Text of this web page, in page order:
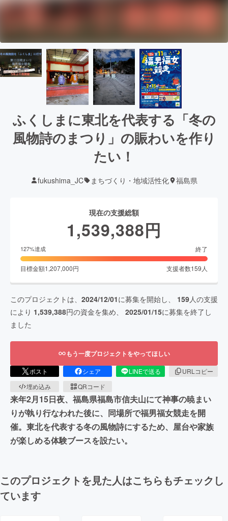
ふくしまに東北を代表する「冬の
風物詩のまつり」の賑わいを作り
たい！
fukushima_JC まちづくり・地域活性化 福島県
現在の支援総額
1,539,388円
127%達成 終了
目標金額1,207,000円 支援者数159 人
このプロジェクトは、 2024/12/01に募集を開始し、 159人の支援
により 1,539,388円の資金を集め、 2025/01/15に募集を終了し
ました
もう一度プロジェクトをやってほしい
ポスト シェア LINEで送る
URLコピー
埋め込み
QRコード
来年2月15日夜、福島県福島市信夫山にて神事の暁まい
りが執り行なわれた後に、同場所で福男福女競走を開
催。東北を代表する冬の風物詩にするため、屋台や家族
が楽しめる体験ブースを設たい。
このプロジェクトを見た人はこちらもチェックし
ています